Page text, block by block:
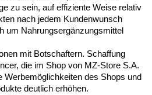
zu sein, auf effiziente Weise relativ
nach jedem Kundenwunsch
um Nahrungsergänzungsmittel
mit Botschaftern. Schaffung
die im Shop von MZ-Store S.A.
Werbemöglichkeiten des Shops und
deutlich erhöhen.